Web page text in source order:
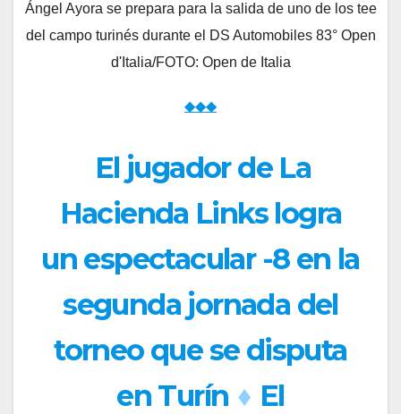
Ángel Ayora se prepara para la salida de uno de los tee
del campo turinés durante el DS Automobiles 83° Open
d'Italia/FOTO: Open de Italia
◆◆◆
El jugador de La
Hacienda Links logra
un espectacular -8 en la
segunda jornada del
torneo que se disputa
en Turín ♦ El